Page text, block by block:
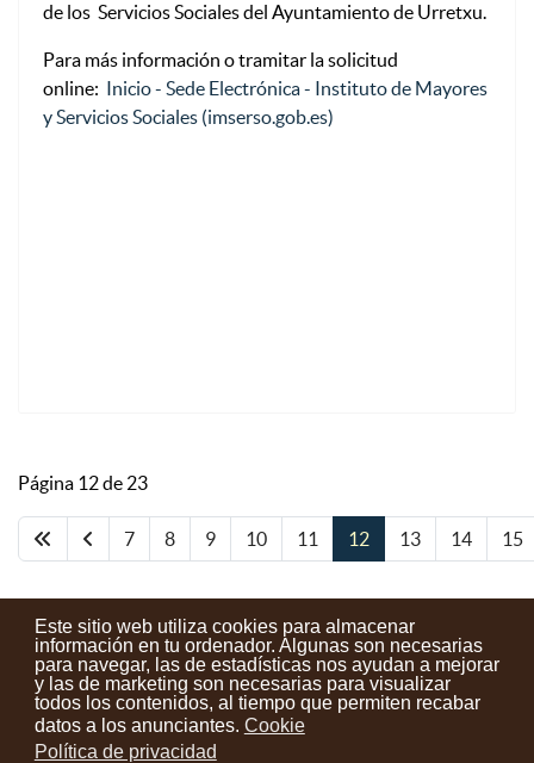
Este sitio web utiliza cookies para almacenar
información en tu ordenador. Algunas son necesarias
para navegar, las de estadísticas nos ayudan a mejorar
y las de marketing son necesarias para visualizar
todos los contenidos, al tiempo que permiten recabar
datos a los anunciantes. Cookie
Política de privacidad
de los Servicios Sociales del Ayuntamiento de Urretxu.
Para más información o tramitar la solicitud
online: Inicio - Sede Electrónica - Instituto de Mayores
y Servicios Sociales (imserso.gob.es)
Página 12 de 23
7 8 9 10 11 12 13 14 15
Contactos Condiciones de uso Aviso legal
Noticias
Tu opinión cuenta